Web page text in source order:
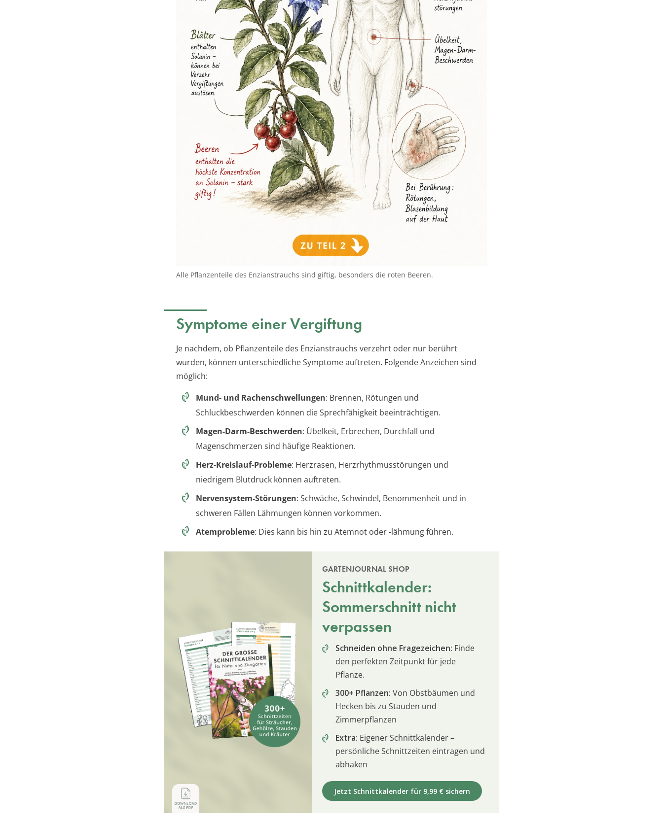
Alle Pflanzenteile des Enzianstrauchs sind giftig, besonders die roten Beeren.
Symptome einer Vergiftung
Je nachdem, ob Pflanzenteile des Enzianstrauchs verzehrt oder nur berührt
wurden, können unterschiedliche Symptome auftreten. Folgende Anzeichen sind
möglich:
Mund- und Rachenschwellungen: Brennen, Rötungen und
Schluckbeschwerden können die Sprechfähigkeit beeinträchtigen.
Magen-Darm-Beschwerden: Übelkeit, Erbrechen, Durchfall und
Magenschmerzen sind häufige Reaktionen.
Herz-Kreislauf-Probleme: Herzrasen, Herzrhythmusstörungen und
niedrigem Blutdruck können auftreten.
Nervensystem-Störungen: Schwäche, Schwindel, Benommenheit und in
schweren Fällen Lähmungen können vorkommen.
Atemprobleme: Dies kann bis hin zu Atemnot oder -lähmung führen.
GARTENJOURNAL SHOP
Schnittkalender:
Sommerschnitt nicht
verpassen
Schneiden ohne Fragezeichen: Finde
den perfekten Zeitpunkt für jede
Pflanze.
300+ Pflanzen: Von Obstbäumen und
Hecken bis zu Stauden und
Zimmerpflanzen
Extra: Eigener Schnittkalender –
persönliche Schnittzeiten eintragen und
abhaken
Jetzt Schnittkalender für 9,99 € sichern